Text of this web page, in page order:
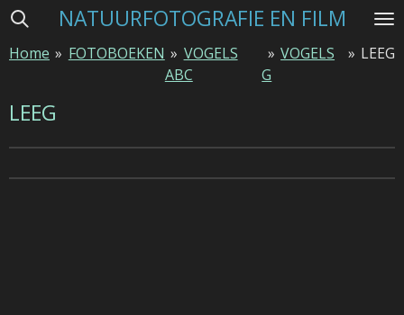
Ga
naar
hoofdinhoud
NATUURFOTOGRAFIE EN FILM
Home » FOTOBOEKEN » VOGELS
ABC
» VOGELS
G
» LEEG
LEEG